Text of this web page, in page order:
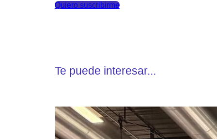
Quiero suscribirme
Te puede interesar...